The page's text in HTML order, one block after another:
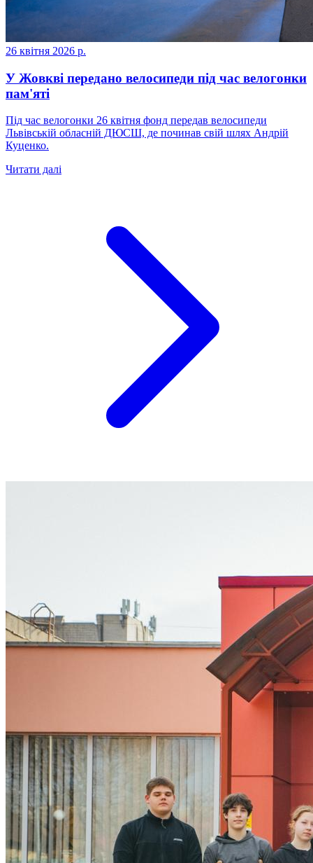
26 квітня 2026 р.
У Жовкві передано велосипеди під час велогонки
пам'яті
Під час велогонки 26 квітня фонд передав велосипеди
Львівській обласній ДЮСШ, де починав свій шлях Андрій
Куценко.
Читати далі